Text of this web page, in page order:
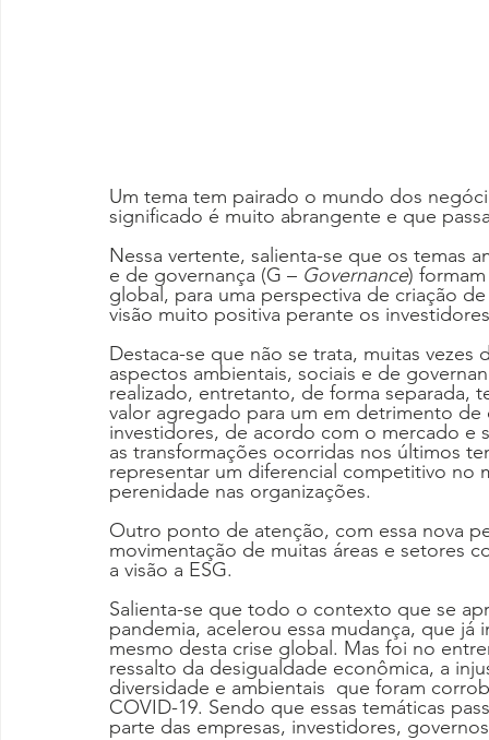
Um tema tem pairado o mundo dos
significado é muito abrangente e que
Nessa vertente, salienta-se que os temas
e de governança (G – Governance)
global, para uma perspectiva de criação
visão muito positiva perante os
Destaca-se que não se trata, muitas
aspectos ambientais, sociais e de
realizado, entretanto, de forma separada,
valor agregado para um em detrimento
investidores, de acordo com o mercado e
as transformações ocorridas nos últimos
representar um diferencial competitivo
perenidade nas organizações.
Outro ponto de atenção, com essa nova
movimentação de muitas áreas e setores
a visão a ESG.
Salienta-se que todo o contexto que se
pandemia, acelerou essa mudança, que
mesmo desta crise global. Mas foi no
ressalto da desigualdade econômica, a
diversidade e ambientais  que foram
COVID-19. Sendo que essas temáticas
parte das empresas, investidores,